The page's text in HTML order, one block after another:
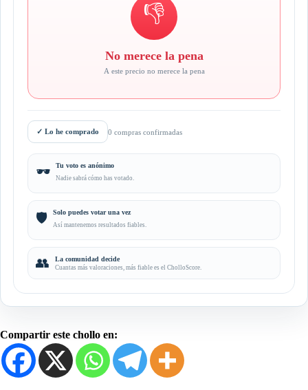
👎
No merece la pena
A este precio no merece la pena
✓ Lo he comprado 0 compras confirmadas
🕶️ Tu voto es anónimo
Nadie sabrá cómo has votado.
🛡️ Solo puedes votar una vez
Así mantenemos resultados fiables.
👥 La comunidad decide
Cuantas más valoraciones, más fiable es el CholloScore.
Compartir este chollo en: